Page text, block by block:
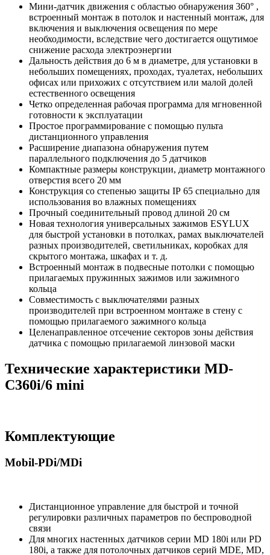
Мини-датчик движения с областью обнаружения 360° ,
встроенный монтаж в потолок и настенный монтаж, для
включения и выключения освещения по мере
необходимости, вследствие чего достигается ощутимое
снижение расхода электроэнергии
Дальность действия до 6 м в диаметре, для установки в
небольших помещениях, проходах, туалетах, небольших
офисах или прихожих с отсутствием или малой долей
естественного освещения
Четко определенная рабочая программа для мгновенной
готовности к эксплуатации
Простое программирование с помощью пульта
дистанционного управления
Расширение диапазона обнаружения путем
параллельного подключения до 5 датчиков
Компактные размеры конструкции, диаметр монтажного
отверстия всего 20 мм
Конструкция со степенью защиты IP 65 специально для
использования во влажных помещениях
Прочный соединительный провод длиной 20 см
Новая технология универсальных зажимов ESYLUX
для быстрой установки в потолках, рамах выключателей
разных производителей, светильниках, коробках для
скрытого монтажа, шкафах и т. д.
Встроенный монтаж в подвесные потолки с помощью
прилагаемых пружинных зажимов или зажимного
кольца
Совместимость с выключателями разных
производителей при встроенном монтаже в стену с
помощью прилагаемого зажимного кольца
Целенаправленное отсечение секторов зоны действия
датчика с помощью прилагаемой линзовой маски
Технические характеристики MD-
C360i/6 mini
Комплектующие
Mobil-PDi/MDi
Дистанционное управление для быстрой и точной
регулировки различных параметров по беспроводной
связи
Для многих настенных датчиков серии MD 180i или PD
180i, а также для потолочных датчиков серий MDE, MD,